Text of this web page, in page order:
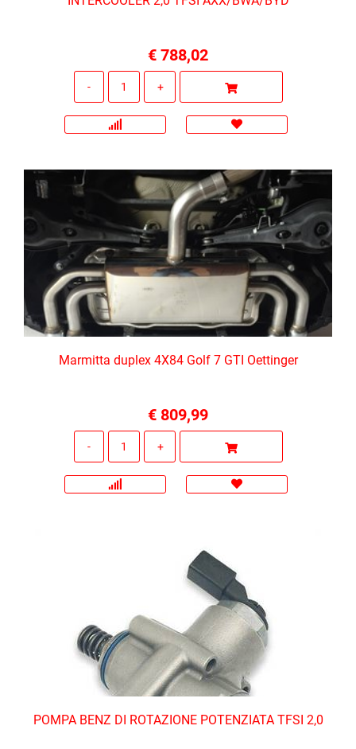
€ 788,02
Marmitta duplex 4X84 Golf 7 GTI Oettinger
€ 809,99
POMPA BENZ DI ROTAZIONE POTENZIATA TFSI 2,0